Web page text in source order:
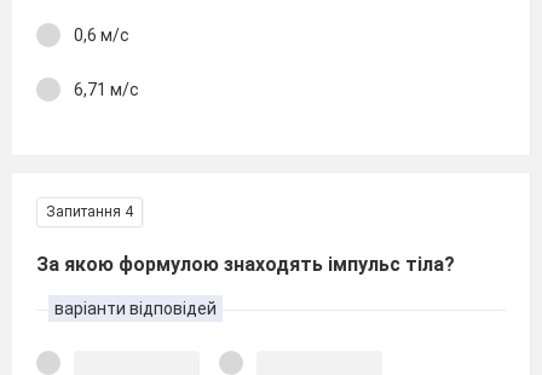
0,6 м/с
6,71 м/с
Запитання 4
За якою формулою знаходять імпульс тіла?
варіанти відповідей